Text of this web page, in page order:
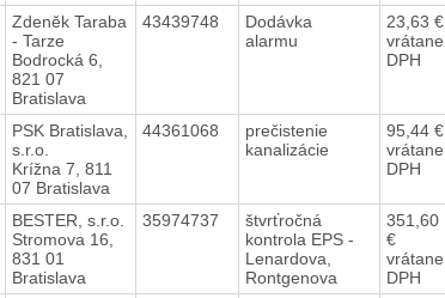
Zdeněk Taraba
- Tarze
Bodrocká 6,
821 07
Bratislava
43439748
Dodávka
alarmu
23,63 €
vrátane
DPH
PSK Bratislava,
s.r.o.
Krížna 7, 811
07 Bratislava
44361068
prečistenie
kanalizácie
95,44 €
vrátane
DPH
BESTER, s.r.o.
Stromova 16,
831 01
Bratislava
35974737
štvrťročná
kontrola EPS -
Lenardova,
Rontgenova
351,60
€
vrátane
DPH